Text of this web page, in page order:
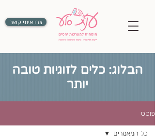
צרו איתי קשר
הבלוג: כלים לזוגיות טובה
יותר
פוסט
כל המאמרים